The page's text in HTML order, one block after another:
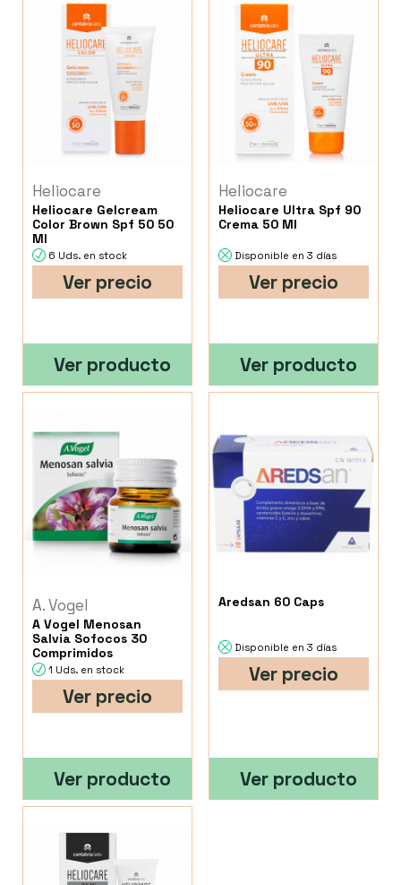
Heliocare
Heliocare Gelcream
Color Brown Spf 50 50
Ml
6 Uds. en stock
Ver precio
Ver producto
Heliocare
Heliocare Ultra Spf 90
Crema 50 Ml
Disponible en 3 días
Ver precio
Ver producto
A. Vogel
A Vogel Menosan
Salvia Sofocos 30
Comprimidos
1 Uds. en stock
Ver precio
Ver producto
Aredsan 60 Caps
Disponible en 3 días
Ver precio
Ver producto